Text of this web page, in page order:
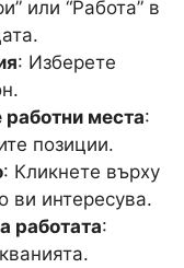
или “Работа” в
: Изберете
работни места:
позиции.
: Кликнете върху
ви интересува.
работата: